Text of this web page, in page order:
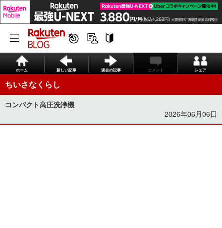
ホーム 新しい記事 過去の記事 コメント シェア
ちいさなくらし
コンパクト高圧洗浄機
2026年06月06日